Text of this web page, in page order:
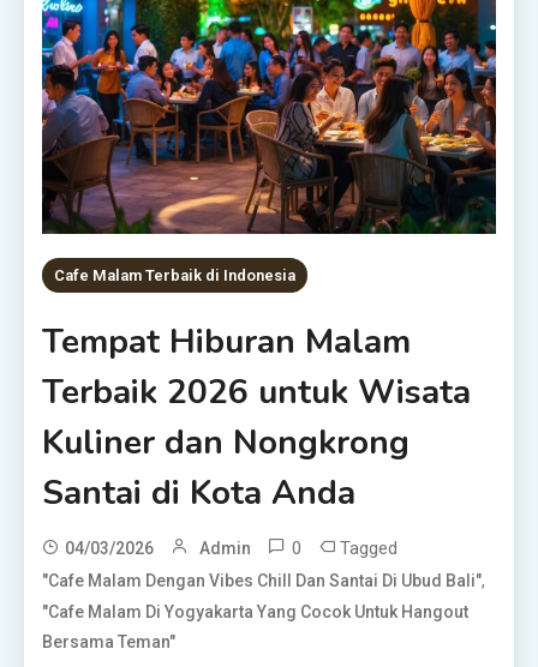
Cafe Malam Terbaik di Indonesia
Tempat Hiburan Malam
Terbaik 2026 untuk Wisata
Kuliner dan Nongkrong
Santai di Kota Anda
04/03/2026 Admin 0 Tagged
"Cafe Malam Dengan Vibes Chill Dan Santai Di Ubud Bali",
"Cafe Malam Di Yogyakarta Yang Cocok Untuk Hangout
Bersama Teman"